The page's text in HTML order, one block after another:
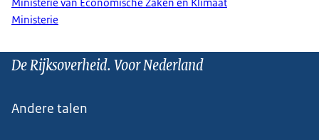
Ministerie
De Rijksoverheid. Voor Nederland
Andere talen